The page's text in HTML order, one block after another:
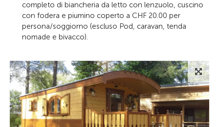
completo di biancheria da letto con lenzuolo, cuscino
con fodera e piumino coperto a CHF 20.00 per
persona/soggiorno (escluso Pod, caravan, tenda
nomade e bivacco).